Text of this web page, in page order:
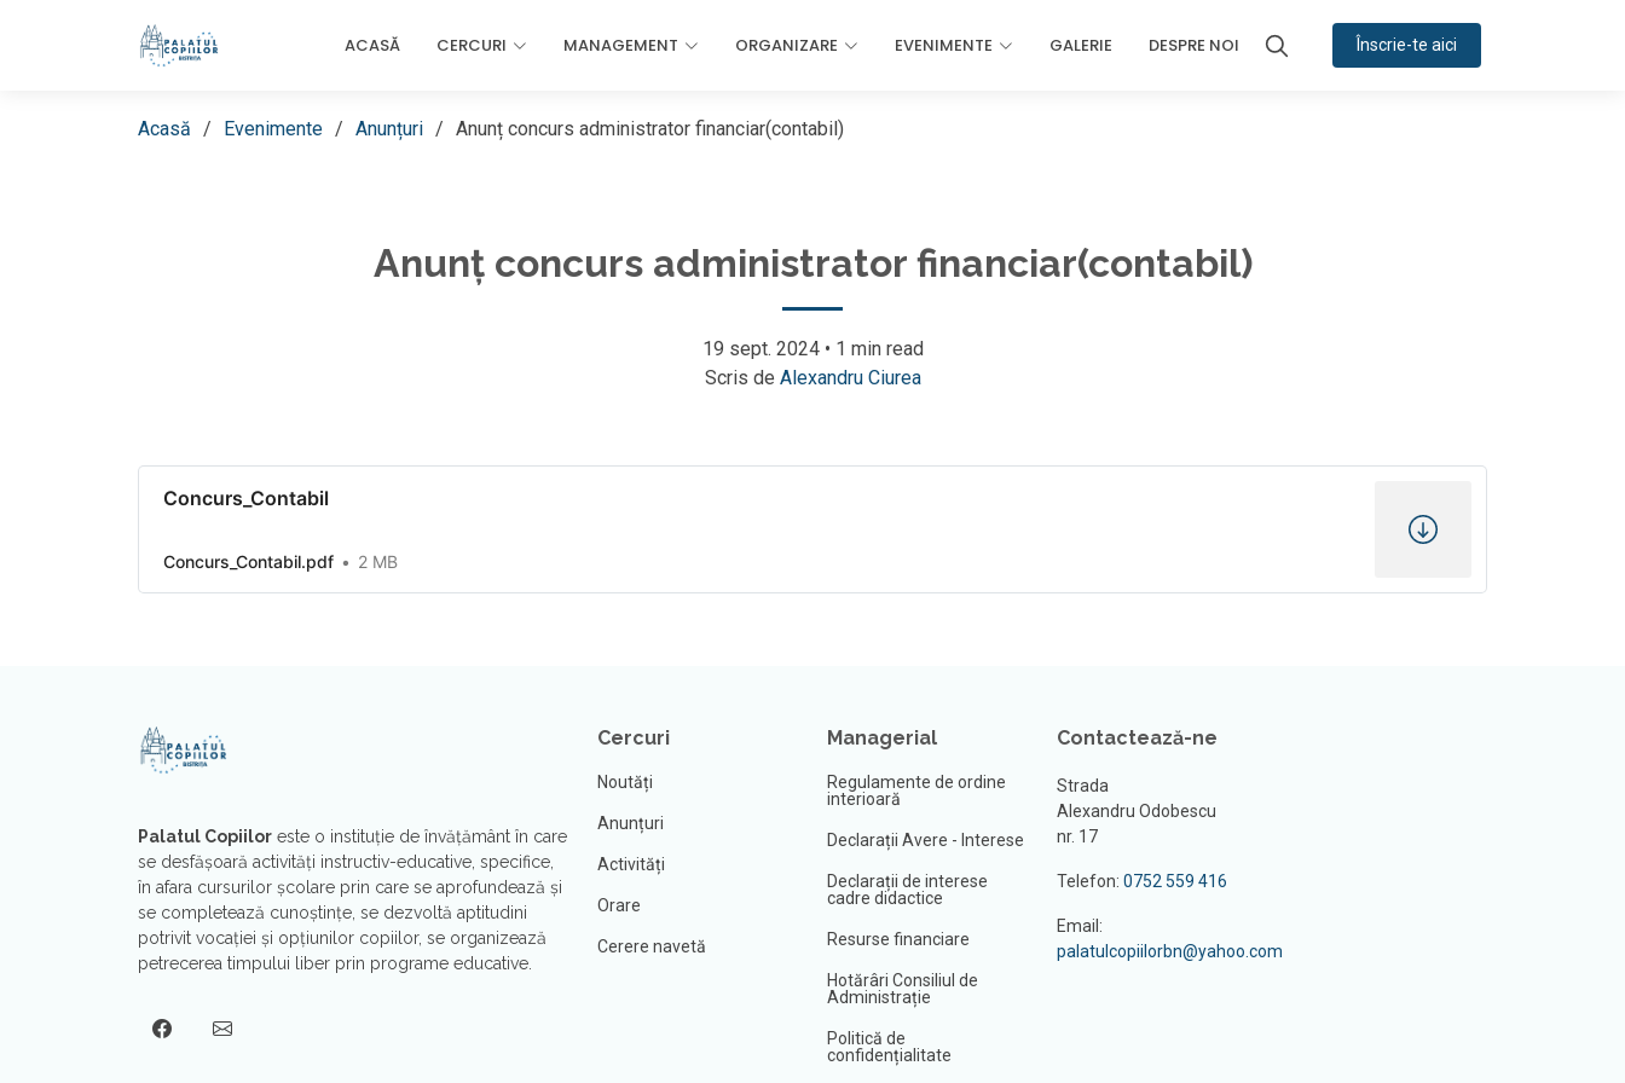
ACASĂ CERCURI MANAGEMENT ORGANIZARE EVENIMENTE GALERIE DESPRE NOI Înscrie-te aici
Acasă Evenimente Anunțuri Anunț concurs administrator financiar(contabil)
Anunț concurs administrator financiar(contabil)
19 sept. 2024 • 1 min read
Scris de Alexandru Ciurea
Concurs_Contabil
Concurs_Contabil.pdf 2 MB
Palatul Copiilor este o instituţie de învăţământ în care
se desfăşoară activităţi instructiv-educative, specifice,
în afara cursurilor şcolare prin care se aprofundează şi
se completează cunoştinţe, se dezvoltă aptitudini
potrivit vocaţiei şi opțiunilor copiilor, se organizează
petrecerea timpului liber prin programe educative.
Cercuri
Noutăți
Anunțuri
Activități
Orare
Cerere navetă
Managerial
Regulamente de ordine
interioară
Declarații Avere - Interese
Declarații de interese
cadre didactice
Resurse financiare
Hotărâri Consiliul de
Administrație
Politică de
confidențialitate
Contactează-ne
Strada
Alexandru Odobescu
nr. 17
Telefon: 0752 559 416
Email:
palatulcopiilorbn@yahoo.com